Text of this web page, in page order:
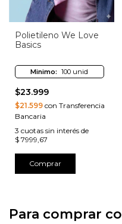
Polietileno We Love
Basics
Minimo: 100 unid
$23.999
$21.599 con Transferencia
Bancaria
3 cuotas sin interés de
$ 7999,67
Comprar
Para comprar